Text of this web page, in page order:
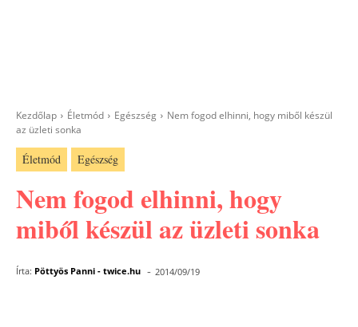
Kezdőlap Életmód Egészség
Nem fogod elhinni, hogy miből készül
az üzleti sonka
Életmód Egészség
Nem fogod elhinni, hogy
miből készül az üzleti sonka
Írta: Pöttyös Panni - twice.hu - 2014/09/19